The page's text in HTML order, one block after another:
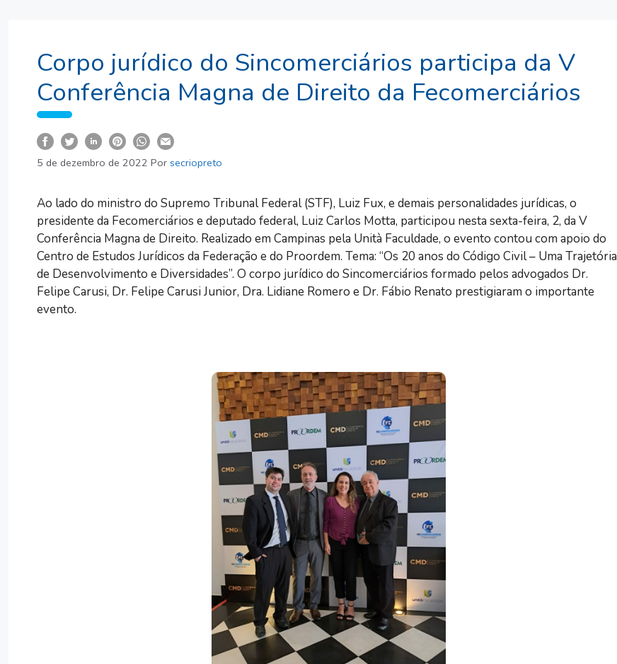
Corpo jurídico do Sincomerciários participa da V
Conferência Magna de Direito da Fecomerciários
5 de dezembro de 2022 Por secriopreto
Ao lado do ministro do Supremo Tribunal Federal (STF), Luiz Fux, e demais personalidades jurídicas, o
presidente da Fecomerciários e deputado federal, Luiz Carlos Motta, participou nesta sexta-feira, 2, da V
Conferência Magna de Direito. Realizado em Campinas pela Unità Faculdade, o evento contou com apoio do
Centro de Estudos Jurídicos da Federação e do Proordem. Tema: “Os 20 anos do Código Civil – Uma Trajetória
de Desenvolvimento e Diversidades”. O corpo jurídico do Sincomerciários formado pelos advogados Dr.
Felipe Carusi, Dr. Felipe Carusi Junior, Dra. Lidiane Romero e Dr. Fábio Renato prestigiaram o importante
evento.